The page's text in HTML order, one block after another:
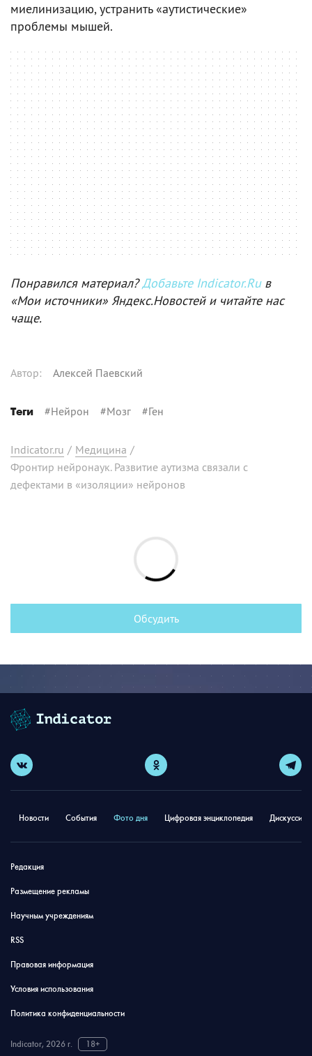
миелинизацию, устранить «аутистические»
проблемы мышей.
Понравился материал?Добавьте Indicator.Ruв
«Мои источники» Яндекс.Новостей и читайте нас
чаще.
Автор: Алексей Паевский
Теги #Нейрон #Мозг #Ген
Indicator.ru / Медицина /
Фронтир нейронаук. Развитие аутизма связали с
дефектами в «изоляции» нейронов
Обсудить
Новости События Фото дня Цифровая энциклопедия
Редакция
Размещение рекламы
Научным учреждениям
RSS
Правовая информация
Условия использования
Политика конфиденциальности
Indicator, 2026 г. 18+